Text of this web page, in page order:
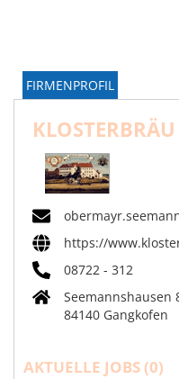
FIRMENPROFIL
https://
08722 - 312
Seemannshausen
84140 Gangkofen
AKTUELLE JOBS (0)